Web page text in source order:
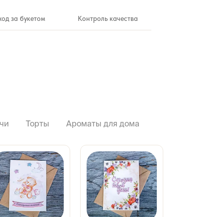
за букетом Контроль качества
Торты Ароматы для дома